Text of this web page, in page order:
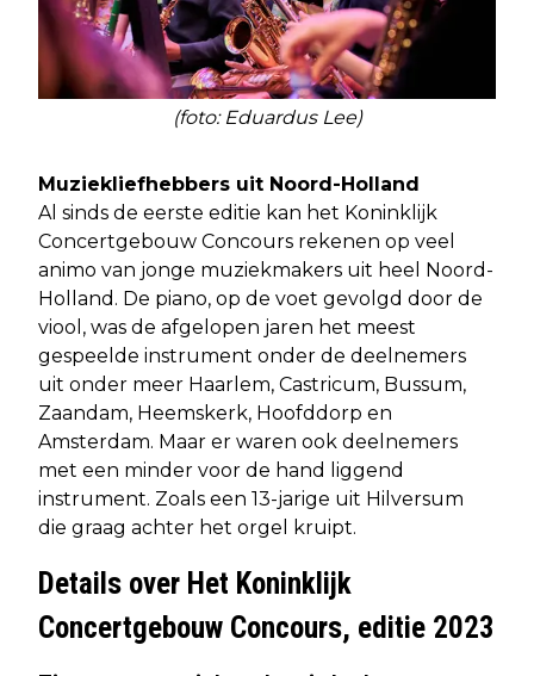
(foto: Eduardus Lee)
Muziekliefhebbers uit Noord-Holland
Al sinds de eerste editie kan het Koninklijk
Concertgebouw Concours rekenen op veel
animo van jonge muziekmakers uit heel Noord-
Holland. De piano, op de voet gevolgd door de
viool, was de afgelopen jaren het meest
gespeelde instrument onder de deelnemers
uit onder meer Haarlem, Castricum, Bussum,
Zaandam, Heemskerk, Hoofddorp en
Amsterdam. Maar er waren ook deelnemers
met een minder voor de hand liggend
instrument. Zoals een 13-jarige uit Hilversum
die graag achter het orgel kruipt.
Details over Het Koninklijk
Concertgebouw Concours, editie 2023